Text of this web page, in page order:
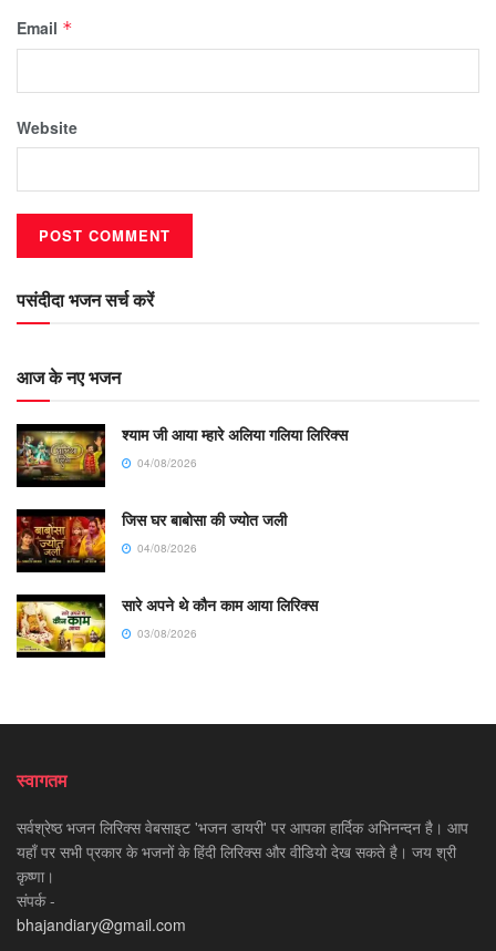
Email *
Website
पसंदीदा भजन सर्च करें
आज के नए भजन
श्याम जी आया म्हारे अलिया गलिया लिरिक्स
04/08/2026
जिस घर बाबोसा की ज्योत जली
04/08/2026
सारे अपने थे कौन काम आया लिरिक्स
03/08/2026
स्वागतम
सर्वश्रेष्ठ भजन लिरिक्स वेबसाइट 'भजन डायरी' पर आपका हार्दिक अभिनन्दन है। आप
यहाँ पर सभी प्रकार के भजनों के हिंदी लिरिक्स और वीडियो देख सकते है। जय श्री
कृष्णा।
संपर्क -
bhajandiary@gmail.com